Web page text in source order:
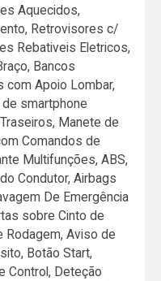
Aquecidos,
Retrovisores c/
Rebativeis Eletricos,
Bancos
com Apoio Lombar,
smartphone
Manete de
Comandos de
Multifunções, ABS,
Condutor, Airbags
De Emergência
sobre Cinto de
Rodagem, Aviso de
Botão Start,
Control, Deteção